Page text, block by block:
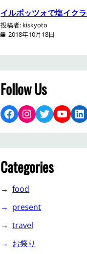
イルポッツォで塩イク
投稿者: kiskyoto
2018年10月18日
Follow Us
Facebook Instagram Twitter YouTube LinkedIn
Categories
food
present
travel
お祭り